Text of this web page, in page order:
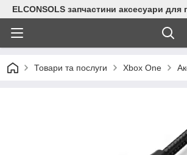
ELCONSOLS запчастини аксесуари для
Товари та послуги Xbox One